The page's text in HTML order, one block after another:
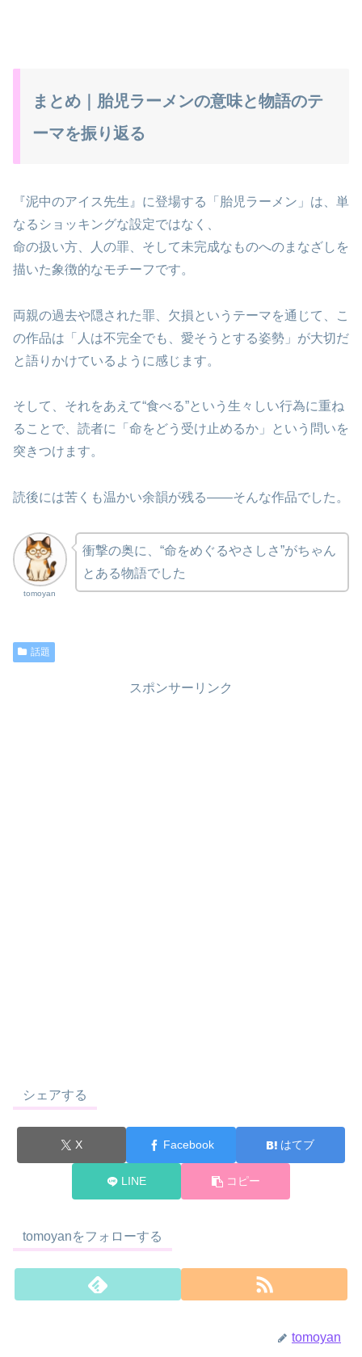
まとめ｜胎児ラーメンの意味と物語のテ
ーマを振り返る
『泥中のアイス先生』に登場する「胎児ラーメン」は、単
なるショッキングな設定ではなく、
命の扱い方、人の罪、そして未完成なものへのまなざしを
描いた象徴的なモチーフです。
両親の過去や隠された罪、欠損というテーマを通じて、こ
の作品は「人は不完全でも、愛そうとする姿勢」が大切だ
と語りかけているように感じます。
そして、それをあえて“食べる”という生々しい行為に重ね
ることで、読者に「命をどう受け止めるか」という問いを
突きつけます。
読後には苦くも温かい余韻が残る――そんな作品でした。
tomoyan
衝撃の奥に、“命をめぐるやさしさ”がちゃん
とある物語でした
話題
スポンサーリンク
シェアする
X Facebook はてブ
LINE コピー
tomoyanをフォローする
tomoyan